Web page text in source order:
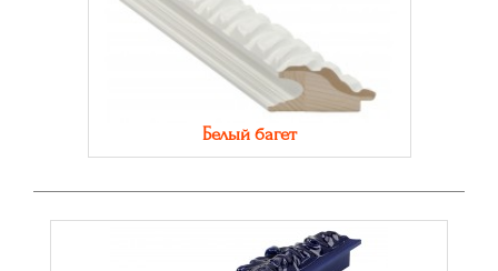
Белый багет